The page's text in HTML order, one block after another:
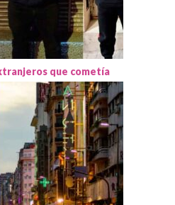
que cometía